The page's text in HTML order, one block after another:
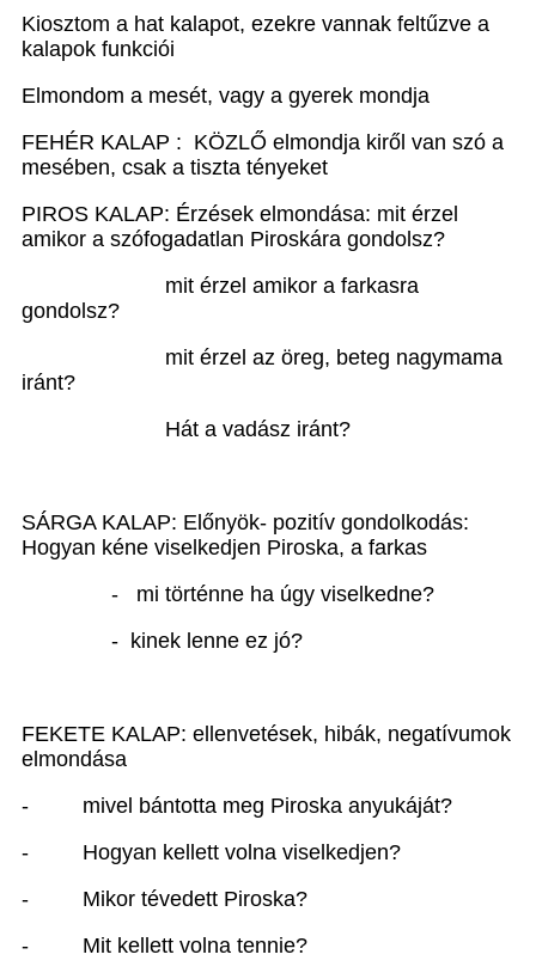
Kiosztom a hat kalapot, ezekre vannak feltűzve a
kalapok funkciói
Elmondom a mesét, vagy a gyerek mondja
FEHÉR KALAP : KÖZLŐ elmondja kiről van szó a
mesében, csak a tiszta tényeket
PIROS KALAP: Érzések elmondása: mit érzel
amikor a szófogadatlan Piroskára gondolsz?
mit érzel amikor a farkasra
gondolsz?
mit érzel az öreg, beteg nagymama
iránt?
Hát a vadász iránt?
SÁRGA KALAP: Előnyök- pozitív gondolkodás:
Hogyan kéne viselkedjen Piroska, a farkas
- mi történne ha úgy viselkedne?
- kinek lenne ez jó?
FEKETE KALAP: ellenvetések, hibák, negatívumok
elmondása
- mivel bántotta meg Piroska anyukáját?
- Hogyan kellett volna viselkedjen?
- Mikor tévedett Piroska?
- Mit kellett volna tennie?